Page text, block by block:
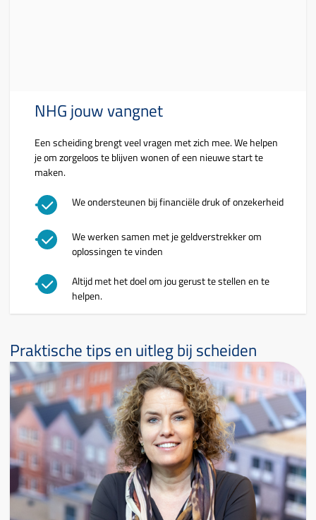
NHG jouw vangnet
Een scheiding brengt veel vragen met zich mee. We helpen
je om zorgeloos te blijven wonen of een nieuwe start te
maken.
We ondersteunen bij financiële druk of onzekerheid
We werken samen met je geldverstrekker om
oplossingen te vinden
Altijd met het doel om jou gerust te stellen en te
helpen.
Praktische tips en uitleg bij scheiden